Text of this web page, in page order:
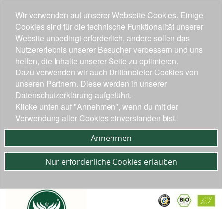
Wir verwenden auf unserer Webseite Cookies. Einige
Cookies sind für die technische Funktionalität unserer
Website unbedingt erforderlich, andere sollen das
Nutzererlebnis unserer Besucher verbessern und uns
helfen, die Inhalte unserer Seite zu optimieren.
Dazu verwenden wir auch Drittanbieter-Cookies von
unseren Partnern. Diese werden in unserer
Datenschutzerklärung aufgeführt.
Klicke unten auf "Annehmen", wenn du mit der
Verwendung aller Cookies einverstanden bist.
Annehmen
Nur erforderliche Cookies erlauben